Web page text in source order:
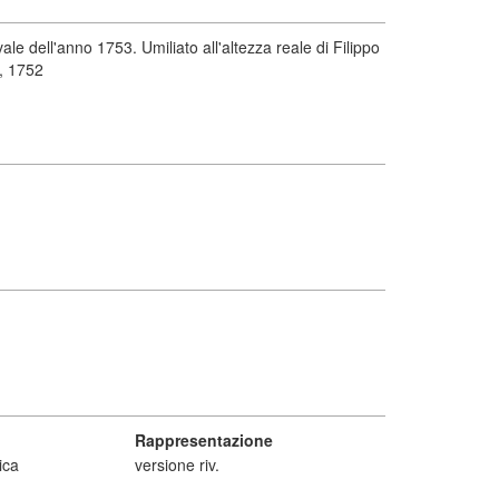
dell'anno 1753. Umiliato all'altezza reale di Filippo
1752
Rappresentazione
versione riv.